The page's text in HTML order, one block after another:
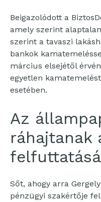
Beigazolódott a
amely szerint
szerint a tavaszi
bankok
március elsejétől
egyetlen
esetében.
Az
ráhajtanak
Sőt, ahogy arra
pénzügyi szakértője